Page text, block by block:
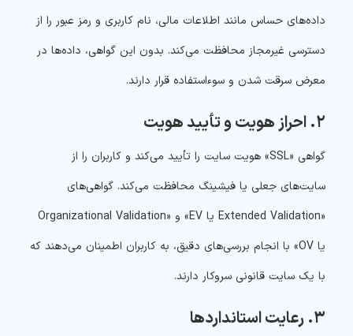
داده‌های حساس مانند اطلاعات مالی، نام کاربری و رمز عبور را از
دسترسی غیرمجاز محافظت می‌کند. بدون این گواهی، داده‌ها در
معرض سرقت شدن و سوءاستفاده قرار دارند.
۲. احراز هویت و تأیید هویت
گواهی «SSL» هویت سایت را تأیید می‌کند و کاربران را از
سایت‌های جعلی یا فیشینگ محافظت می‌کند. گواهی‌های
«Extended Validation یا EV» و «Organizational Validation
یا OV» با انجام بررسی‌های دقیق، به کاربران اطمینان می‌دهند که
با یک سایت قانونی سروکار دارند.
۳. رعایت استانداردها